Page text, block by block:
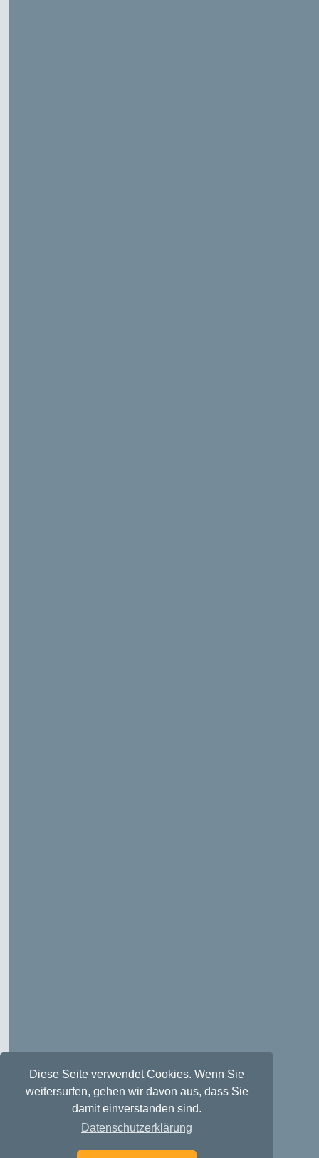
Diese Seite verwendet Cookies. Wenn Sie
weitersurfen, gehen wir davon aus, dass Sie
damit einverstanden sind.
Datenschutzerklärung